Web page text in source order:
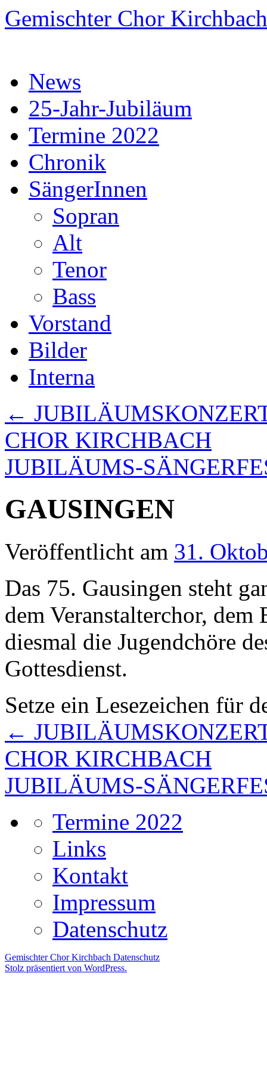
Zum
Inhalt
springen
Gemischter Chor Kirchbach
News
25-Jahr-Jubiläum
Termine 2022
Chronik
SängerInnen
Sopran
Alt
Tenor
Bass
Vorstand
Bilder
Interna
←
CHOR KIRCHBACH
JUBILÄUMS-
GAUSINGEN
Veröffentlicht am 31.
Das 75. Gausingen steht
dem Veranstalterchor,
diesmal die Jugendchöre
Gottesdienst.
Setze ein Lesezeichen für
←
CHOR KIRCHBACH
JUBILÄUMS-
Termine 2022
Links
Kontakt
Impressum
Datenschutz
Gemischter Chor Kirchbach Datenschutz
Stolz präsentiert von WordPress.